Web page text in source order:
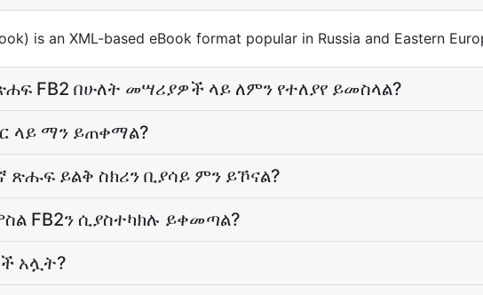
is an XML-based eBook format popular in Russia and Eastern
FB2 በሁለት መሣሪያዎች ላይ ለምን የተለያየ ይመስላል?
ላይ ማን ይጠቀማል?
ጽሑፍ ይልቅ ስክሪን ቢያሳይ ምን ይኾናል?
FB2ን ሲያስተካክሉ ይቀመጣል?
አሏት?